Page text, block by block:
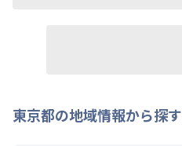
東京都の地域情報から探す